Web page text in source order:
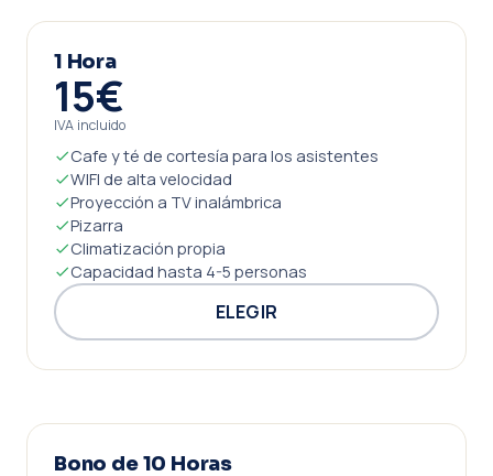
1 Hora
15€
IVA incluido
Cafe y té de cortesía para los asistentes
WIFI de alta velocidad
Proyección a TV inalámbrica
Pizarra
Climatización propia
Capacidad hasta 4-5 personas
ELEGIR
Bono de 10 Horas